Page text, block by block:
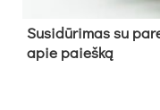
Su­si­dū­ri­mas su
apie paieš­ką